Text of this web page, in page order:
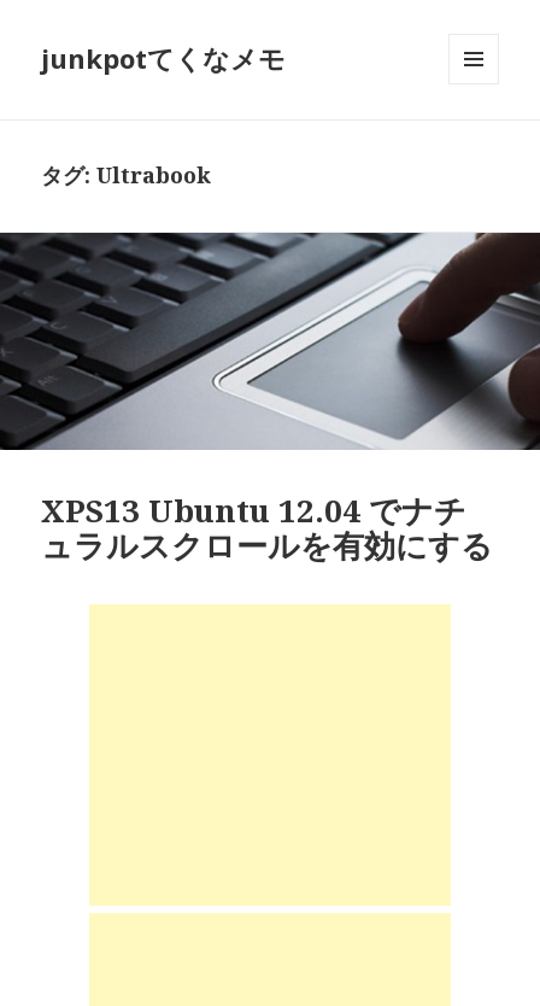
junkpotてくなメモ
タグ:Ultrabook
XPS13 Ubuntu 12.04 でナチ
ュラルスクロールを有効にする